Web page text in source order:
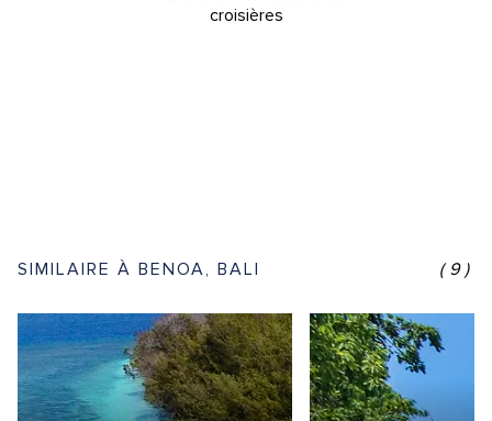
croisières
SIMILAIRE À BENOA, BALI (9)